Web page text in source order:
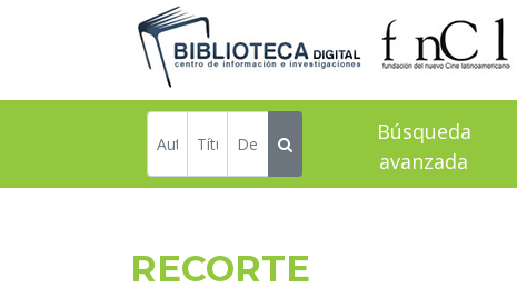
Búsqueda
avanzada
RECORTE